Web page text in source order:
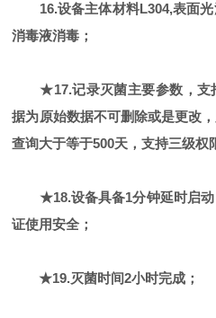
16.设备主体材料L304,表面
消毒液消毒；
★17.记录灭菌主要参数，支
据为原始数据不可删除或是更改
查询大于等于500天，支持三级权
★18.设备具备1分钟延时启
证使用安全；
★19.灭菌时间2小时完成；